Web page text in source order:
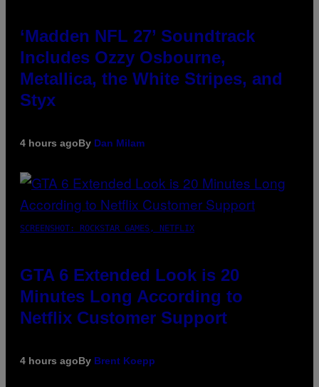
‘Madden NFL 27’ Soundtrack
Includes Ozzy Osbourne,
Metallica, the White Stripes, and
Styx
4 hours agoBy Dan Milam
SCREENSHOT: ROCKSTAR GAMES, NETFLIX
GTA 6 Extended Look is 20
Minutes Long According to
Netflix Customer Support
4 hours agoBy Brent Koepp